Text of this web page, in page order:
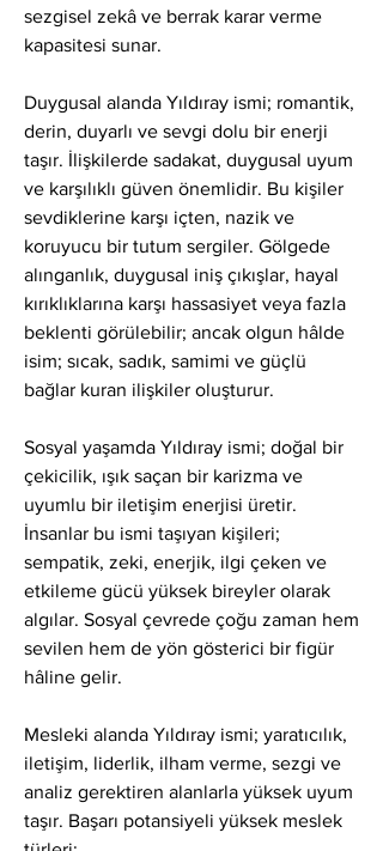
sezgisel zekâ ve berrak karar verme
kapasitesi sunar.
Duygusal alanda Yıldıray ismi; romantik,
derin, duyarlı ve sevgi dolu bir enerji
taşır. İlişkilerde sadakat, duygusal uyum
ve karşılıklı güven önemlidir. Bu kişiler
sevdiklerine karşı içten, nazik ve
koruyucu bir tutum sergiler. Gölgede
alınganlık, duygusal iniş çıkışlar, hayal
kırıklıklarına karşı hassasiyet veya fazla
beklenti görülebilir; ancak olgun hâlde
isim; sıcak, sadık, samimi ve güçlü
bağlar kuran ilişkiler oluşturur.
Sosyal yaşamda Yıldıray ismi; doğal bir
çekicilik, ışık saçan bir karizma ve
uyumlu bir iletişim enerjisi üretir.
İnsanlar bu ismi taşıyan kişileri;
sempatik, zeki, enerjik, ilgi çeken ve
etkileme gücü yüksek bireyler olarak
algılar. Sosyal çevrede çoğu zaman hem
sevilen hem de yön gösterici bir figür
hâline gelir.
Mesleki alanda Yıldıray ismi; yaratıcılık,
iletişim, liderlik, ilham verme, sezgi ve
analiz gerektiren alanlarla yüksek uyum
taşır. Başarı potansiyeli yüksek meslek